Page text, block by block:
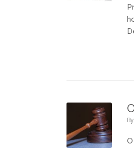
by